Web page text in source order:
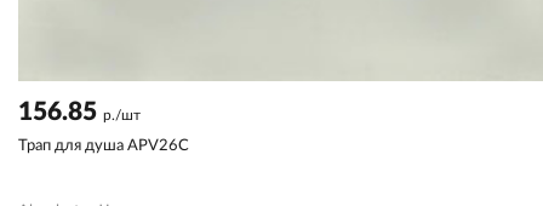
156.85 р./шт
Трап для душа APV26C